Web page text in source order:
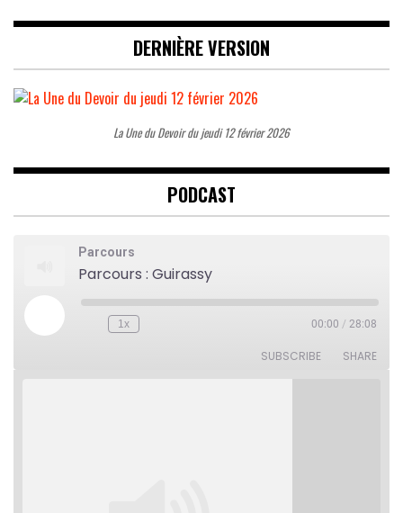
DERNIÈRE VERSION
La Une du Devoir du jeudi 12 février 2026
PODCAST
Parcours
Parcours : Guirassy
Play
Episode
Rewind
1x 00:00 / 28:08
SUBSCRIBE SHARE